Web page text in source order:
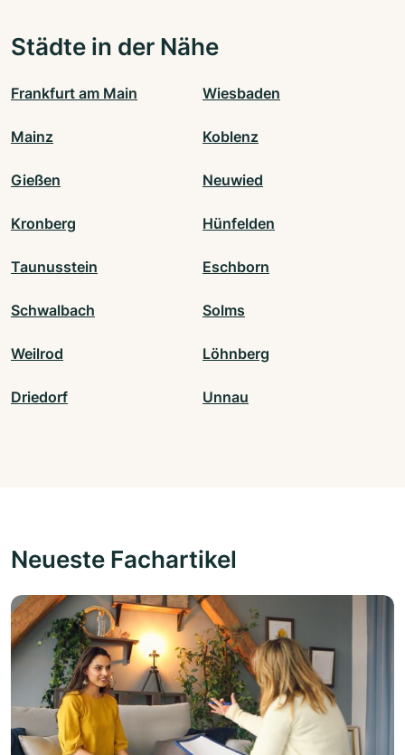
Städte in der Nähe
Frankfurt am Main Wiesbaden
Mainz Koblenz
Gießen Neuwied
Kronberg Hünfelden
Taunusstein Eschborn
Schwalbach Solms
Weilrod Löhnberg
Driedorf Unnau
Neueste Fachartikel